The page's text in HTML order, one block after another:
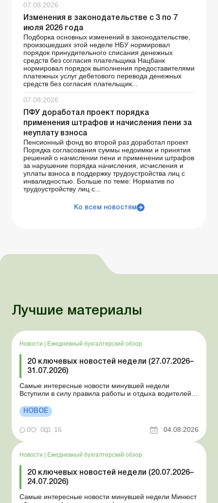
07.08.2026
Изменения в законодательстве с 3 по 7
июля 2026 года
Подборка основных изменений в законодательстве,
произошедших этой неделе НБУ нормировал
порядок принудительного списания денежных
средств без согласия плательщика Нацбанк
нормировал порядок выполнения предоставителями
платежных услуг дебетового перевода денежных
средств без согласия плательщик...
07.08.2026
ПФУ доработал проект порядка
применения штрафов и начисления пени за
неуплату взноса
Пенсионный фонд во второй раз доработал проект
Порядка согласования суммы недоимки и принятия
решений о начислении пени и применении штрафов
за нарушение порядка начисления, исчисления и
уплаты взноса в поддержку трудоустройства лиц с
инвалидностью. Больше по теме: Норматив по
трудоустройству лиц с...
Ко всем новостям
Лучшие материалы
Новости | Ежедневный бухгалтерский обзор
20 ключевых новостей недели (27.07.2026–
31.07.2026)
Самые интересные новости минувшей недели
Вступили в силу правила работы и отдыха водителей
положении Для сельхозпредприятий и ФЛП введены
новые разовые статистические формы Со 2 августа
изменяется порядок зачисления отдельных периодов
работы в стр...
НОВОЕ
0 0 16 04.08.2026
Новости | Ежедневный бухгалтерский обзор
20 ключевых новостей недели (20.07.2026–
24.07.2026)
Самые интересные новости минувшей недели Минюст